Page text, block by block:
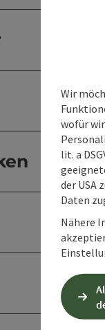
Wir
wofür
lit. a
der USA
Daten
Nähere